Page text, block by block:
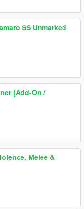
SS Unmarked
[Add-On /
Melee &